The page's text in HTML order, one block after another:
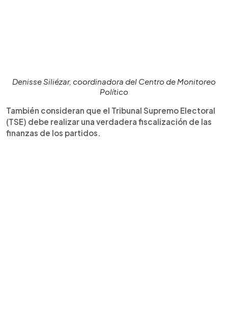
Denisse Siliézar, coordinadora del Centro de Monitoreo
Político
También consideran que el Tribunal Supremo Electoral
(TSE) debe realizar una verdadera fiscalización de las
finanzas de los partidos.